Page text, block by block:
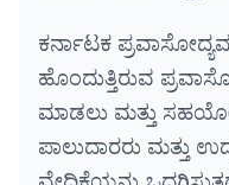
ಕರ್ನಾಟಕ
ಹೊಂದುತ್ತಿರುವ
ಮಾಡಲು ಮತ್ತು
ಪಾಲುದಾರರು ಮತ್ತು